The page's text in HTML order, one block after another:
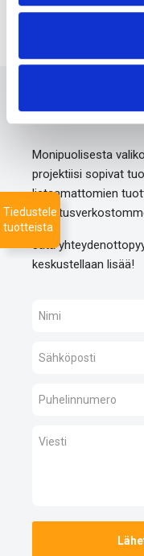
Ota
Monipuolisesta
projektiisi sopivat
listaamattomien
Jätä
keskustellaan lisää!
Tiedustele
tuotteista